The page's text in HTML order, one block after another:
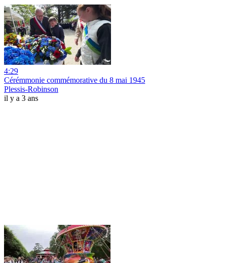
4:29
Cérémmonie commémorative du 8 mai 1945
Plessis-Robinson
il y a 3 ans